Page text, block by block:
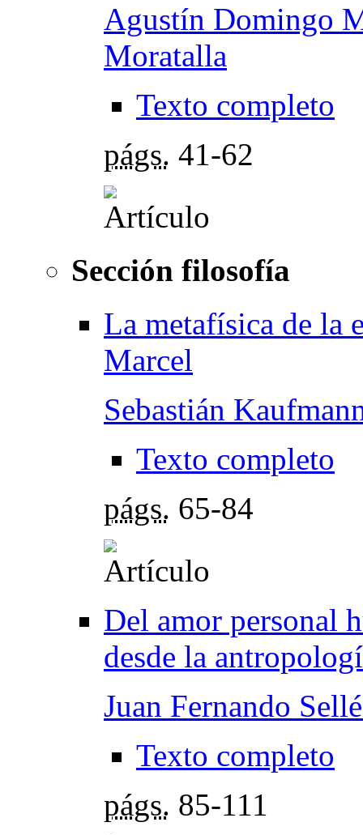
Agustín Domingo
Moratalla
Texto completo
págs. 41-62
Sección filosofía
La metafísica de la
Marcel
Sebastián
Texto completo
págs. 65-84
Del amor personal
desde la
Juan Fernando
Texto completo
págs. 85-111